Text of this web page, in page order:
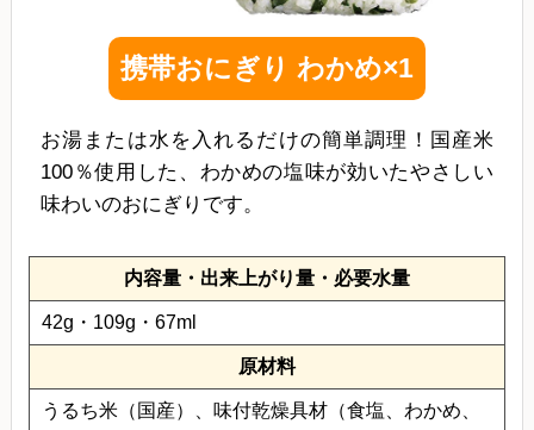
携帯おにぎり わかめ×1
お湯または水を入れるだけの簡単調理！国産米
100％使用した、わかめの塩味が効いたやさしい
味わいのおにぎりです。
内容量・出来上がり量・必要水量
42g・109g・67ml
原材料
うるち米（国産）、味付乾燥具材（食塩、わかめ、